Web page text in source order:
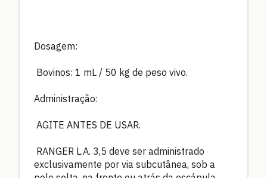
Dosagem:
Bovinos: 1 mL / 50 kg de peso vivo.
Administração:
AGITE ANTES DE USAR.
RANGER L.A. 3,5 deve ser administrado
exclusivamente por via subcutânea, sob a